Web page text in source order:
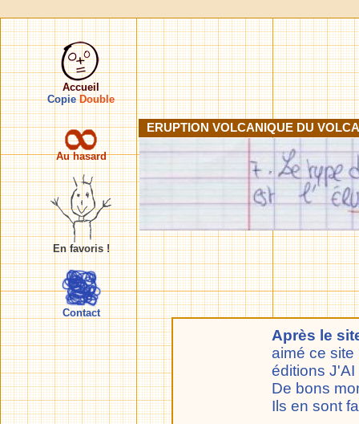
Accueil
Copie Double
Au hasard
En favoris !
Contact
ERUPTION VOLCANIQUE DU
Après le
aimé ce site
éditions J'AI
De bons
Ils en sont